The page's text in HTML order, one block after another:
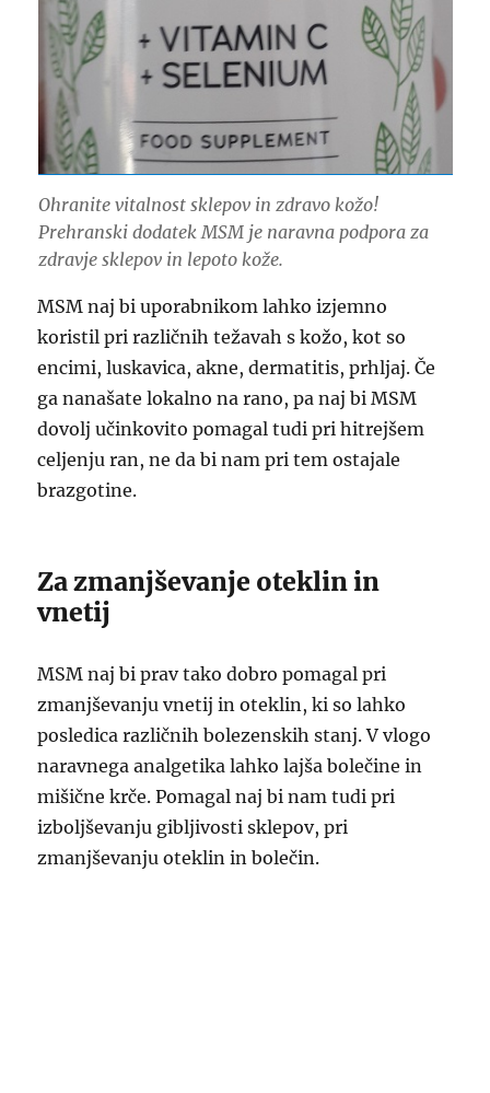
Ohranite vitalnost sklepov in zdravo kožo!
Prehranski dodatek MSM je naravna podpora za
zdravje sklepov in lepoto kože.
MSM naj bi uporabnikom lahko izjemno
koristil pri različnih težavah s kožo, kot so
encimi, luskavica, akne, dermatitis, prhljaj. Če
ga nanašate lokalno na rano, pa naj bi MSM
dovolj učinkovito pomagal tudi pri hitrejšem
celjenju ran, ne da bi nam pri tem ostajale
brazgotine.
Za zmanjševanje oteklin in
vnetij
MSM naj bi prav tako dobro pomagal pri
zmanjševanju vnetij in oteklin, ki so lahko
posledica različnih bolezenskih stanj. V vlogo
naravnega analgetika lahko lajša bolečine in
mišične krče. Pomagal naj bi nam tudi pri
izboljševanju gibljivosti sklepov, pri
zmanjševanju oteklin in bolečin.